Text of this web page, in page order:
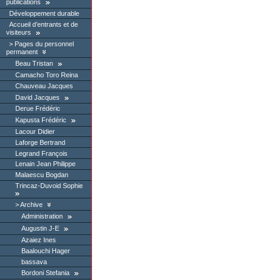
publications
Développement durable
Accueil d’entrants et de
visiteurs
Pages du personnel
permanent
Beau Tristan
Camacho Toro Reina
Chauveau Jacques
David Jacques
Derue Frédéric
Kapusta Frédéric
Lacour Didier
Laforge Bertrand
Legrand François
Lenain Jean Philippe
Malaescu Bogdan
Trincaz-Duvoid Sophie
Archive
Administration
Augustin J-E
Azaiez Ines
Baalouchi Hager
bassava
Bordoni Stefania